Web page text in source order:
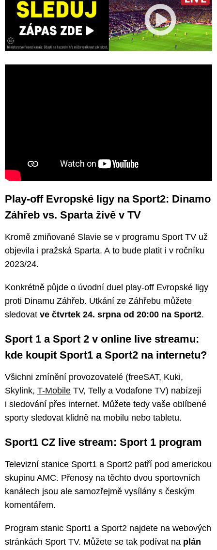
Play-off Evropské ligy na Sport2: Dinamo
Záhřeb vs. Sparta živě v TV
Kromě zmiňované Slavie se v programu Sport TV už
objevila i pražská Sparta. A to bude platit i v ročníku
2023/24.
Konkrétně půjde o úvodní duel play-off Evropské ligy
proti Dinamu Záhřeb. Utkání ze Záhřebu můžete
sledovat ve čtvrtek 24. srpna od 20:00 na Sport2.
Sport 1 a Sport 2 v online live streamu:
kde koupit Sport1 a Sport2 na internetu?
Všichni zmínění provozovatelé (freeSAT, Kuki,
Skylink, T-Mobile TV, Telly a Vodafone TV) nabízejí
i sledování přes internet. Můžete tedy vaše oblíbené
sporty sledovat klidně na mobilu nebo tabletu.
Sport1 CZ live stream: Sport 1 program
Televizní stanice Sport1 a Sport2 patří pod americkou
skupinu AMC. Přenosy na těchto dvou sportovních
kanálech jsou ale samozřejmě vysílány s českým
komentářem.
Program stanic Sport1 a Sport2 najdete na webových
stránkách Sport TV. Můžete se tak podívat na plán